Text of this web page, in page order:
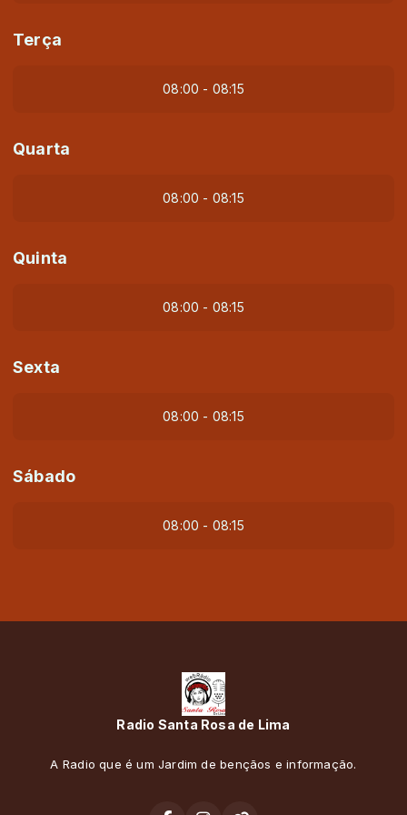
Terça
08:00 - 08:15
Quarta
08:00 - 08:15
Quinta
08:00 - 08:15
Sexta
08:00 - 08:15
Sábado
08:00 - 08:15
Radio Santa Rosa de Lima
A Radio que é um Jardim de bençãos e informação.